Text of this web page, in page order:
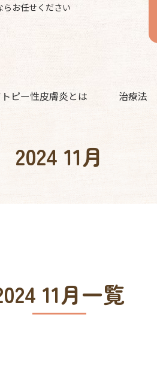
お任せください
ピー性皮膚炎とは 治療法
2024 11月
11月一覧